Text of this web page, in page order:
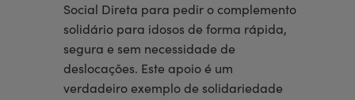
Social Direta para pedir o complemento
solidário para idosos de forma rápida,
segura e sem necessidade de
deslocações. Este apoio é um
verdadeiro exemplo de solidariedade